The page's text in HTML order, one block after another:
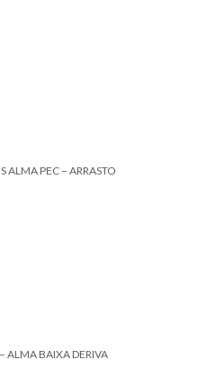
ALMA PEC – ARRASTO
ALMA BAIXA DERIVA